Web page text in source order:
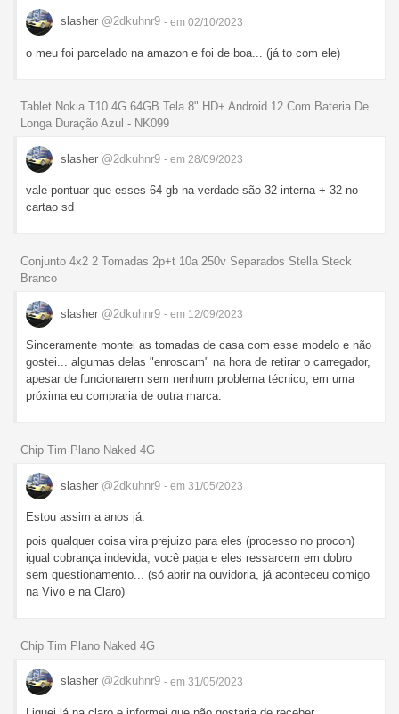
slasher @2dkuhnr9 - em 02/10/2023
o meu foi parcelado na amazon e foi de boa... (já to com ele)
Tablet Nokia T10 4G 64GB Tela 8" HD+ Android 12 Com Bateria De
Longa Duração Azul - NK099
slasher @2dkuhnr9 - em 28/09/2023
vale pontuar que esses 64 gb na verdade são 32 interna + 32 no
cartao sd
Conjunto 4x2 2 Tomadas 2p+t 10a 250v Separados Stella Steck
Branco
slasher @2dkuhnr9 - em 12/09/2023
Sinceramente montei as tomadas de casa com esse modelo e não
gostei... algumas delas "enroscam" na hora de retirar o carregador,
apesar de funcionarem sem nenhum problema técnico, em uma
próxima eu compraria de outra marca.
Chip Tim Plano Naked 4G
slasher @2dkuhnr9 - em 31/05/2023
Estou assim a anos já.
pois qualquer coisa vira prejuizo para eles (processo no procon)
igual cobrança indevida, você paga e eles ressarcem em dobro
sem questionamento... (só abrir na ouvidoria, já aconteceu comigo
na Vivo e na Claro)
Chip Tim Plano Naked 4G
slasher @2dkuhnr9 - em 31/05/2023